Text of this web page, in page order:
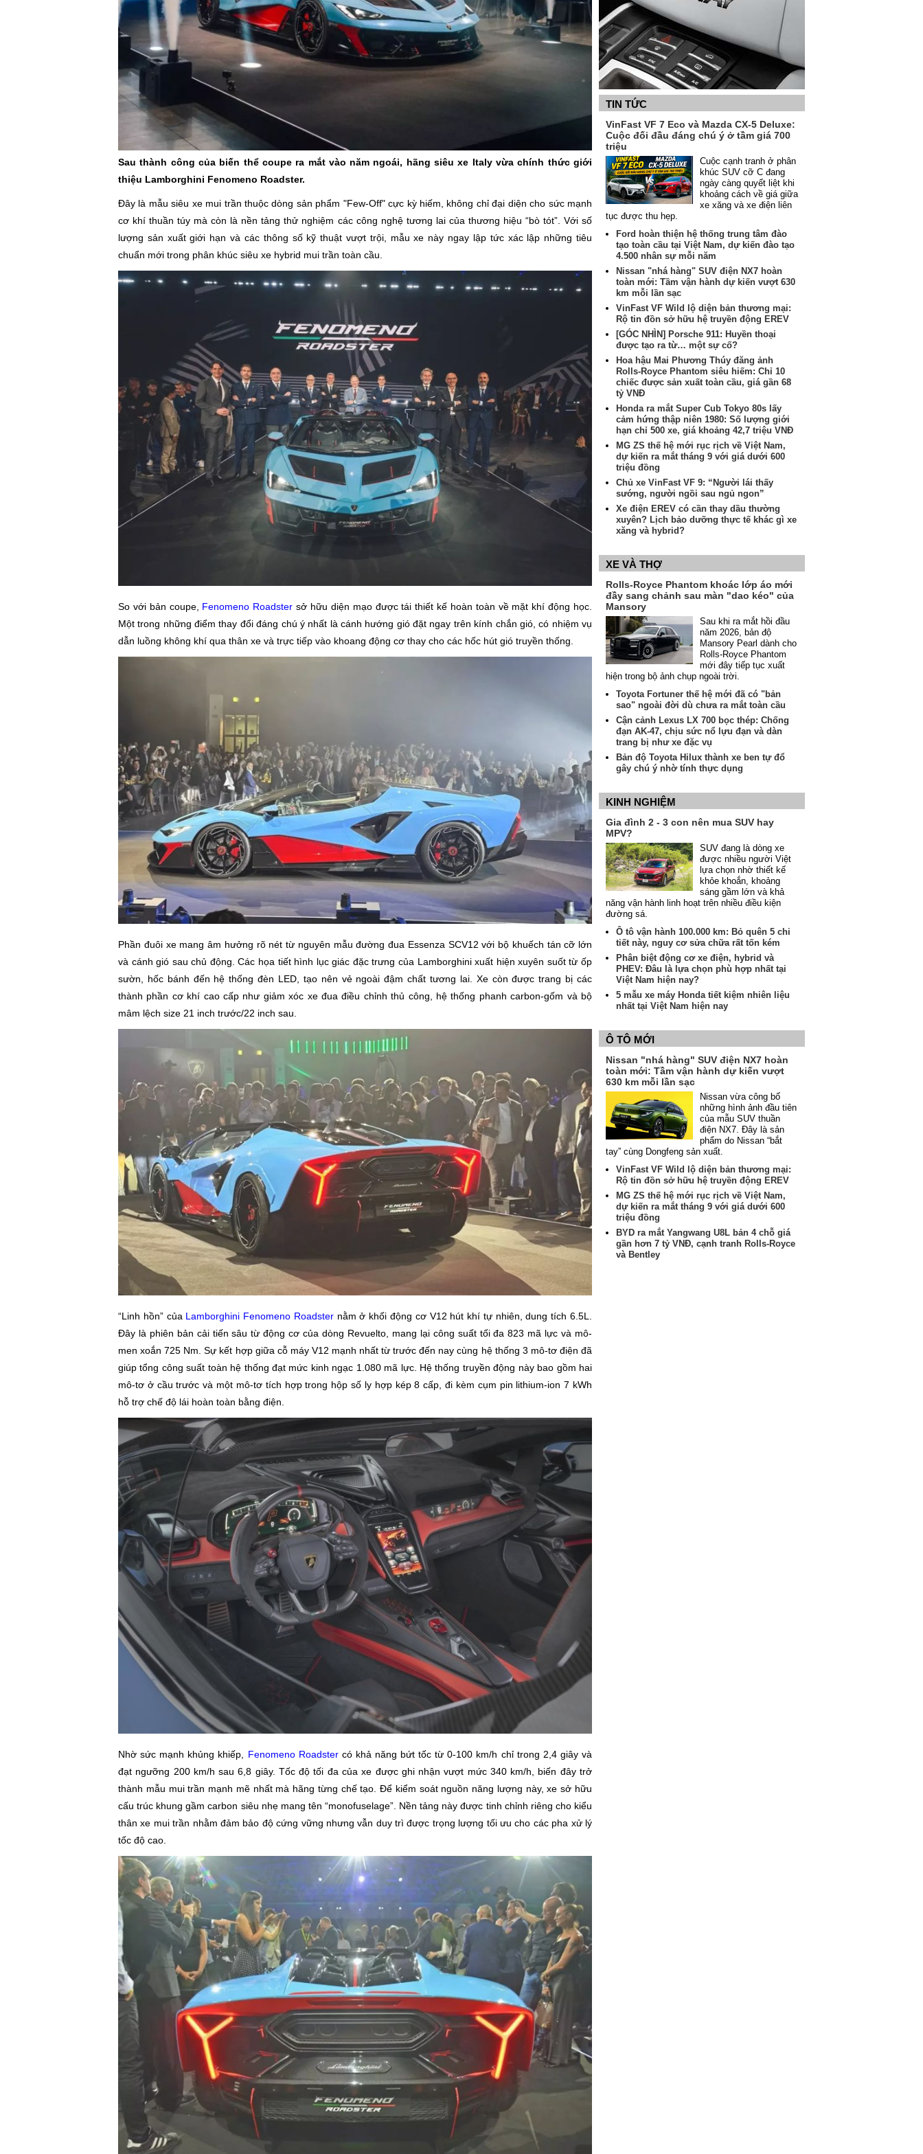
Sau thành công của biến thể coupe ra mắt vào năm ngoái, hãng siêu xe Italy vừa chính thức giới
thiệu Lamborghini Fenomeno Roadster.
Đây là mẫu siêu xe mui trần thuộc dòng sản phẩm "Few-Off" cực kỳ hiếm, không chỉ đại diện cho sức mạnh
cơ khí thuần túy mà còn là nền tảng thử nghiệm các công nghệ tương lai của thương hiệu “bò tót”. Với số
lượng sản xuất giới hạn và các thông số kỹ thuật vượt trội, mẫu xe này ngay lập tức xác lập những tiêu
chuẩn mới trong phân khúc siêu xe hybrid mui trần toàn cầu.
So với bản coupe, Fenomeno Roadstersở hữu diện mạo được tái thiết kế hoàn toàn về mặt khí động học.
Một trong những điểm thay đổi đáng chú ý nhất là cánh hướng gió đặt ngay trên kính chắn gió, có nhiệm vụ
dẫn luồng không khí qua thân xe và trực tiếp vào khoang động cơ thay cho các hốc hút gió truyền thống.
Phần đuôi xe mang âm hưởng rõ nét từ nguyên mẫu đường đua Essenza SCV12 với bộ khuếch tán cỡ lớn
và cánh gió sau chủ động. Các họa tiết hình lục giác đặc trưng của Lamborghini xuất hiện xuyên suốt từ ốp
sườn, hốc bánh đến hệ thống đèn LED, tạo nên vẻ ngoài đậm chất tương lai. Xe còn được trang bị các
thành phần cơ khí cao cấp như giảm xóc xe đua điều chỉnh thủ công, hệ thống phanh carbon-gốm và bộ
mâm lệch size 21 inch trước/22 inch sau.
“Linh hồn” của Lamborghini Fenomeno Roadsternằm ở khối động cơ V12 hút khí tự nhiên, dung tích 6.5L.
Đây là phiên bản cải tiến sâu từ động cơ của dòng Revuelto, mang lại công suất tối đa 823 mã lực và mô-
men xoắn 725 Nm. Sự kết hợp giữa cỗ máy V12 mạnh nhất từ trước đến nay cùng hệ thống 3 mô-tơ điện đã
giúp tổng công suất toàn hệ thống đạt mức kinh ngạc 1.080 mã lực. Hệ thống truyền động này bao gồm hai
mô-tơ ở cầu trước và một mô-tơ tích hợp trong hộp số ly hợp kép 8 cấp, đi kèm cụm pin lithium-ion 7 kWh
hỗ trợ chế độ lái hoàn toàn bằng điện.
Nhờ sức mạnh khủng khiếp, Fenomeno Roadster có khả năng bứt tốc từ 0-100 km/h chỉ trong 2,4 giây và
đạt ngưỡng 200 km/h sau 6,8 giây. Tốc độ tối đa của xe được ghi nhận vượt mức 340 km/h, biến đây trở
thành mẫu mui trần mạnh mẽ nhất mà hãng từng chế tạo. Để kiểm soát nguồn năng lượng này, xe sở hữu
cấu trúc khung gầm carbon siêu nhẹ mang tên “monofuselage”. Nền tảng này được tinh chỉnh riêng cho kiểu
thân xe mui trần nhằm đảm bảo độ cứng vững nhưng vẫn duy trì được trọng lượng tối ưu cho các pha xử lý
tốc độ cao.
TIN TỨC
VinFast VF 7 Eco và Mazda CX-5 Deluxe:
Cuộc đối đầu đáng chú ý ở tầm giá 700
triệu
Cuộc cạnh tranh ở phân
khúc SUV cỡ C đang
ngày càng quyết liệt khi
khoảng cách về giá giữa
xe xăng và xe điện liên
tục được thu hẹp.
Ford hoàn thiện hệ thống trung tâm đào
tạo toàn cầu tại Việt Nam, dự kiến đào tạo
4.500 nhân sự mỗi năm
Nissan "nhá hàng" SUV điện NX7 hoàn
toàn mới: Tầm vận hành dự kiến vượt 630
km mỗi lần sạc
VinFast VF Wild lộ diện bản thương mại:
Rộ tin đồn sở hữu hệ truyền động EREV
[GÓC NHÌN] Porsche 911: Huyền thoại
được tạo ra từ… một sự cố?
Hoa hậu Mai Phương Thúy đăng ảnh
Rolls-Royce Phantom siêu hiếm: Chỉ 10
chiếc được sản xuất toàn cầu, giá gần 68
tỷ VNĐ
Honda ra mắt Super Cub Tokyo 80s lấy
cảm hứng thập niên 1980: Số lượng giới
hạn chỉ 500 xe, giá khoảng 42,7 triệu VNĐ
MG ZS thế hệ mới rục rịch về Việt Nam,
dự kiến ra mắt tháng 9 với giá dưới 600
triệu đồng
Chủ xe VinFast VF 9: “Người lái thấy
sướng, người ngồi sau ngủ ngon”
Xe điện EREV có cần thay dầu thường
xuyên? Lịch bảo dưỡng thực tế khác gì xe
xăng và hybrid?
XE VÀ THỢ
Rolls-Royce Phantom khoác lớp áo mới
đầy sang chảnh sau màn "dao kéo" của
Mansory
Sau khi ra mắt hồi đầu
năm 2026, bản độ
Mansory Pearl dành cho
Rolls-Royce Phantom
mới đây tiếp tục xuất
hiện trong bộ ảnh chụp ngoài trời.
Toyota Fortuner thế hệ mới đã có "bản
sao" ngoài đời dù chưa ra mắt toàn cầu
Cận cảnh Lexus LX 700 bọc thép: Chống
đạn AK-47, chịu sức nổ lựu đạn và dàn
trang bị như xe đặc vụ
Bản độ Toyota Hilux thành xe ben tự đổ
gây chú ý nhờ tính thực dụng
KINH NGHIỆM
Gia đình 2 - 3 con nên mua SUV hay
MPV?
SUV đang là dòng xe
được nhiều người Việt
lựa chọn nhờ thiết kế
khỏe khoắn, khoảng
sáng gầm lớn và khả
năng vận hành linh hoạt trên nhiều điều kiện
đường sá.
Ô tô vận hành 100.000 km: Bỏ quên 5 chi
tiết này, nguy cơ sửa chữa rất tốn kém
Phân biệt động cơ xe điện, hybrid và
PHEV: Đâu là lựa chọn phù hợp nhất tại
Việt Nam hiện nay?
5 mẫu xe máy Honda tiết kiệm nhiên liệu
nhất tại Việt Nam hiện nay
Ô TÔ MỚI
Nissan "nhá hàng" SUV điện NX7 hoàn
toàn mới: Tầm vận hành dự kiến vượt
630 km mỗi lần sạc
Nissan vừa công bố
những hình ảnh đầu tiên
của mẫu SUV thuần
điện NX7. Đây là sản
phẩm do Nissan “bắt
tay” cùng Dongfeng sản xuất.
VinFast VF Wild lộ diện bản thương mại:
Rộ tin đồn sở hữu hệ truyền động EREV
MG ZS thế hệ mới rục rịch về Việt Nam,
dự kiến ra mắt tháng 9 với giá dưới 600
triệu đồng
BYD ra mắt Yangwang U8L bản 4 chỗ giá
gần hơn 7 tỷ VNĐ, cạnh tranh Rolls-Royce
và Bentley